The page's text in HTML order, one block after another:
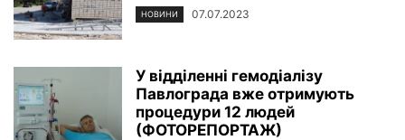
НОВИНИ 07.07.2023
У відділенні гемодіалізу
Павлограда вже отримують
процедури 12 людей
(ФОТОРЕПОРТАЖ)